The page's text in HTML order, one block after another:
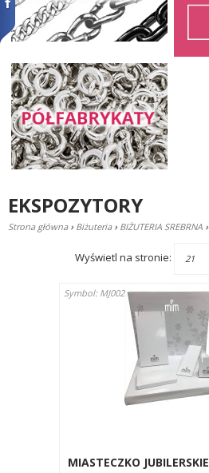
EKSPOZYTORY
Strona główna › Biżuteria › BIŻUTERIA SREBRNA ›
Wyświetl na stronie:
Symbol: MJ002
MIASTECZKO JUBILERSKIE